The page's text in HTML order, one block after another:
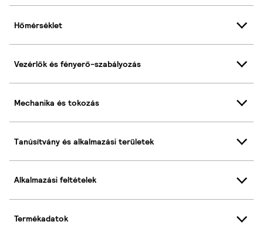
Hőmérséklet
Vezérlők és fényerő-szabályozás
Mechanika és tokozás
Tanúsítvány és alkalmazási területek
Alkalmazási feltételek
Termékadatok